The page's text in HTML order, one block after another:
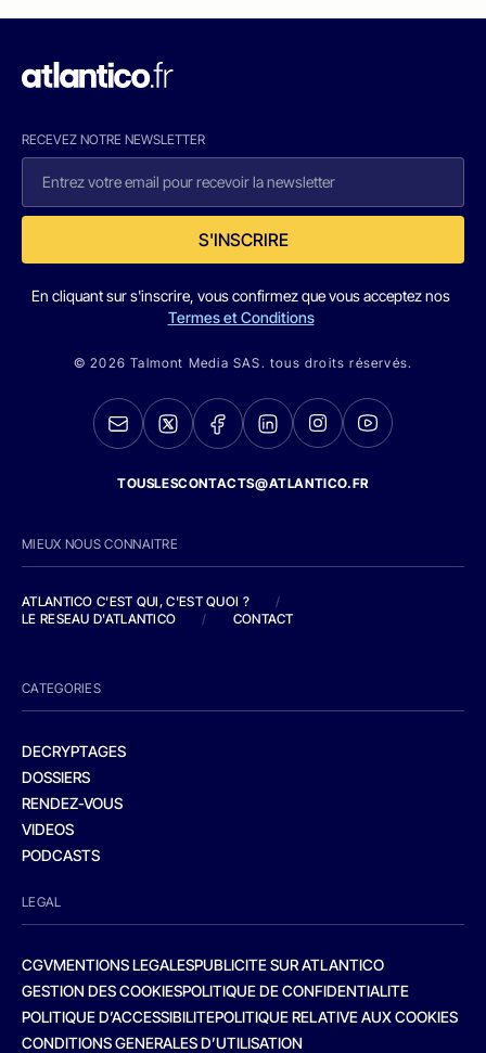
RECEVEZ NOTRE NEWSLETTER
S'INSCRIRE
En cliquant sur s'inscrire, vous confirmez que vous acceptez nos
Termes et Conditions
© 2026 Talmont Media SAS. tous droits réservés.
TOUSLESCONTACTS@ATLANTICO.FR
MIEUX NOUS CONNAITRE
ATLANTICO C'EST QUI, C'EST QUOI ?
/
LE RESEAU D'ATLANTICO
/ CONTACT
CATEGORIES
DECRYPTAGES
DOSSIERS
RENDEZ-VOUS
VIDEOS
PODCASTS
LEGAL
CGVMENTIONS LEGALESPUBLICITE SUR ATLANTICO
GESTION DES COOKIESPOLITIQUE DE CONFIDENTIALITE
POLITIQUE D’ACCESSIBILITEPOLITIQUE RELATIVE AUX COOKIES
CONDITIONS GENERALES D’UTILISATION